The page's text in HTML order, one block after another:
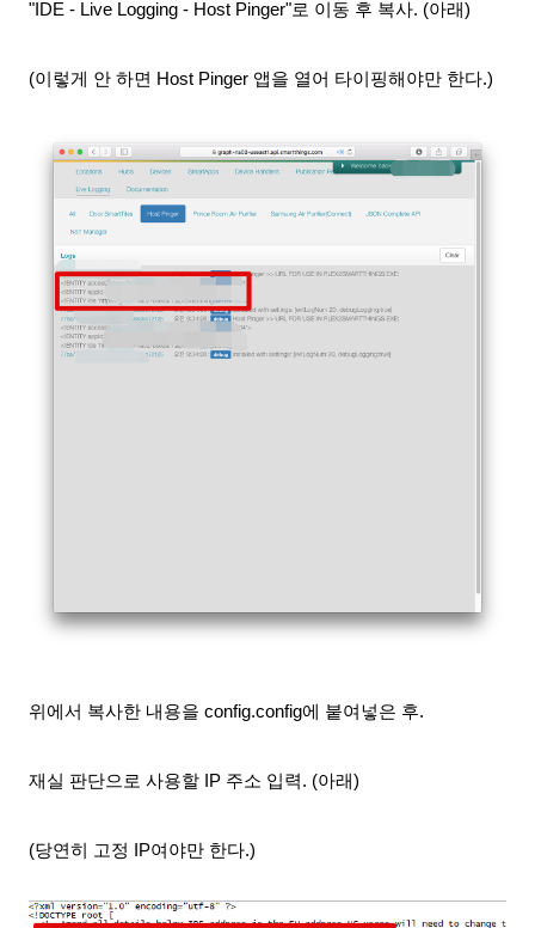
"IDE - Live Logging - Host Pinger"로 이동 후 복사. (아래)
(이렇게 안 하면 Host Pinger 앱을 열어 타이핑해야만 한다.)
위에서 복사한 내용을 config.config에 붙여넣은 후.
재실 판단으로 사용할 IP 주소 입력. (아래)
(당연히 고정 IP여야만 한다.)